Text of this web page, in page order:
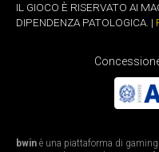
IL GIOCO È RISERVATO AI
DIPENDENZA PATOLOGICA. |
bwin è una piattaforma di gaming